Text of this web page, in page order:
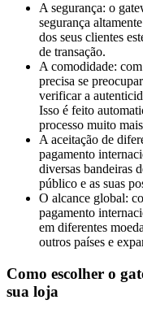
A segurança: o
segurança
dos seus clientes
de transação.
A comodidade:
precisa se
verificar a
Isso é feito
processo muito
A aceitação de
pagamento
diversas bandeiras
público e as suas
O alcance global:
pagamento
em diferentes
outros países e
Como escolher o
sua loja